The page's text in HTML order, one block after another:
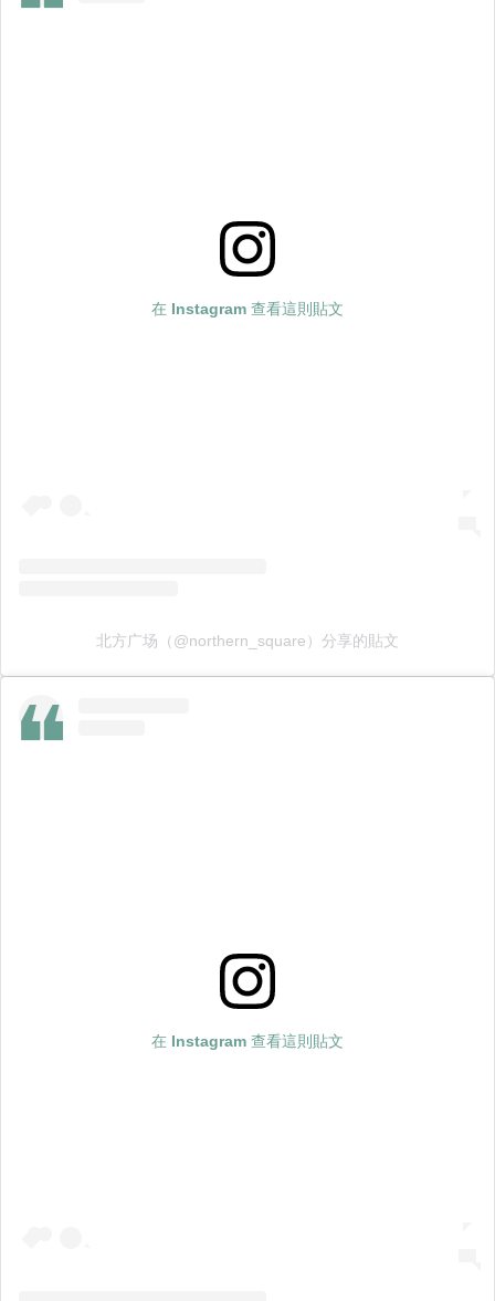
在 Instagram 查看這則貼文
北方广场（@northern_square）分享的貼文
在 Instagram 查看這則貼文